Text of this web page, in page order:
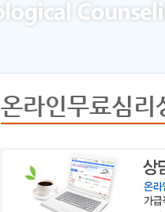
온라인무료심리